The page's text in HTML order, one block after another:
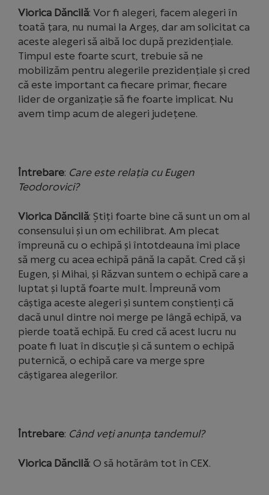
Viorica Dăncilă: Vor fi alegeri, facem alegeri în
toată țara, nu numai la Argeș, dar am solicitat ca
aceste alegeri să aibă loc după prezidențiale.
Timpul este foarte scurt, trebuie să ne
mobilizăm pentru alegerile prezidențiale și cred
că este important ca fiecare primar, fiecare
lider de organizație să fie foarte implicat. Nu
avem timp acum de alegeri județene.
Întrebare: Care este relația cu Eugen
Teodorovici?
Viorica Dăncilă: Știți foarte bine că sunt un om al
consensului și un om echilibrat. Am plecat
împreună cu o echipă și întotdeauna îmi place
să merg cu acea echipă până la capăt. Cred că și
Eugen, și Mihai, și Răzvan suntem o echipă care a
luptat și luptă foarte mult. Împreună vom
câștiga aceste alegeri și suntem conștienți că
dacă unul dintre noi merge pe lângă echipă, va
pierde toată echipă. Eu cred că acest lucru nu
poate fi luat în discuție și că suntem o echipă
puternică, o echipă care va merge spre
câștigarea alegerilor.
Întrebare: Când veți anunța tandemul?
Viorica Dăncilă: O să hotărâm tot în CEX.